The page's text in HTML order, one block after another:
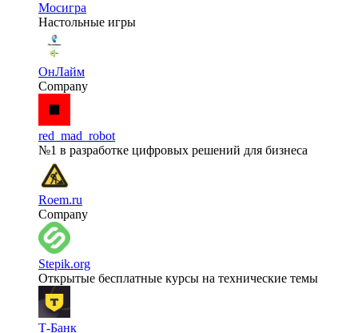
Мосигра
Настольные игры
ОнЛайм
Company
red_mad_robot
№1 в разработке цифровых решений для бизнеса
Roem.ru
Company
Stepik.org
Открытые бесплатные курсы на технические темы
Т-Банк